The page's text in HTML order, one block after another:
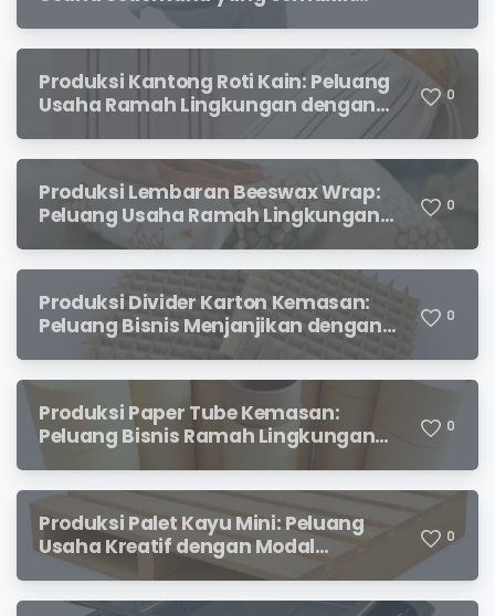
Diminati Pecinta Kopi
Produksi Kantong Roti Kain: Peluang
Usaha Ramah Lingkungan dengan
0
Produksi Lembaran Beeswax Wrap:
Peluang Usaha Ramah Lingkungan
yang Menjanjikan
0
Produksi Divider Karton Kemasan:
Peluang Bisnis Menjanjikan dengan
Permintaan yang Terus Meningkat
0
Produksi Paper Tube Kemasan:
Peluang Bisnis Ramah Lingkungan
0
Produksi Palet Kayu Mini: Peluang
Usaha Kreatif dengan Modal
Terjangkau dan Potensi Keuntungan
0